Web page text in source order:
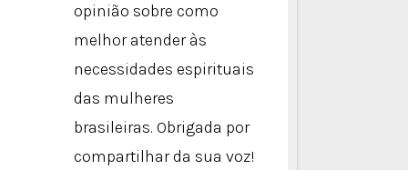
opinião sobre como
melhor atender às
necessidades espirituais
das mulheres
brasileiras. Obrigada por
compartilhar da sua voz!